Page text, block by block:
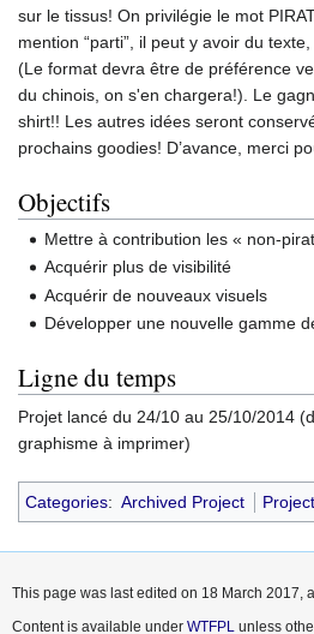
sur le tissus! On privilégie le mot
mention “parti”, il peut y avoir du
(Le format devra être de préférence
du chinois, on s'en chargera!). Le
shirt!! Les autres idées seront
prochains goodies! D’avance, merci
Objectifs
Mettre à contribution les « non-
Acquérir plus de visibilité
Acquérir de nouveaux visuels
Développer une nouvelle gamme
Ligne du temps
Projet lancé du 24/10 au 25/10/2014
graphisme à imprimer)
Categories: Archived Project
This page was last edited on 18 March 2017,
Content is available under WTFPL unless